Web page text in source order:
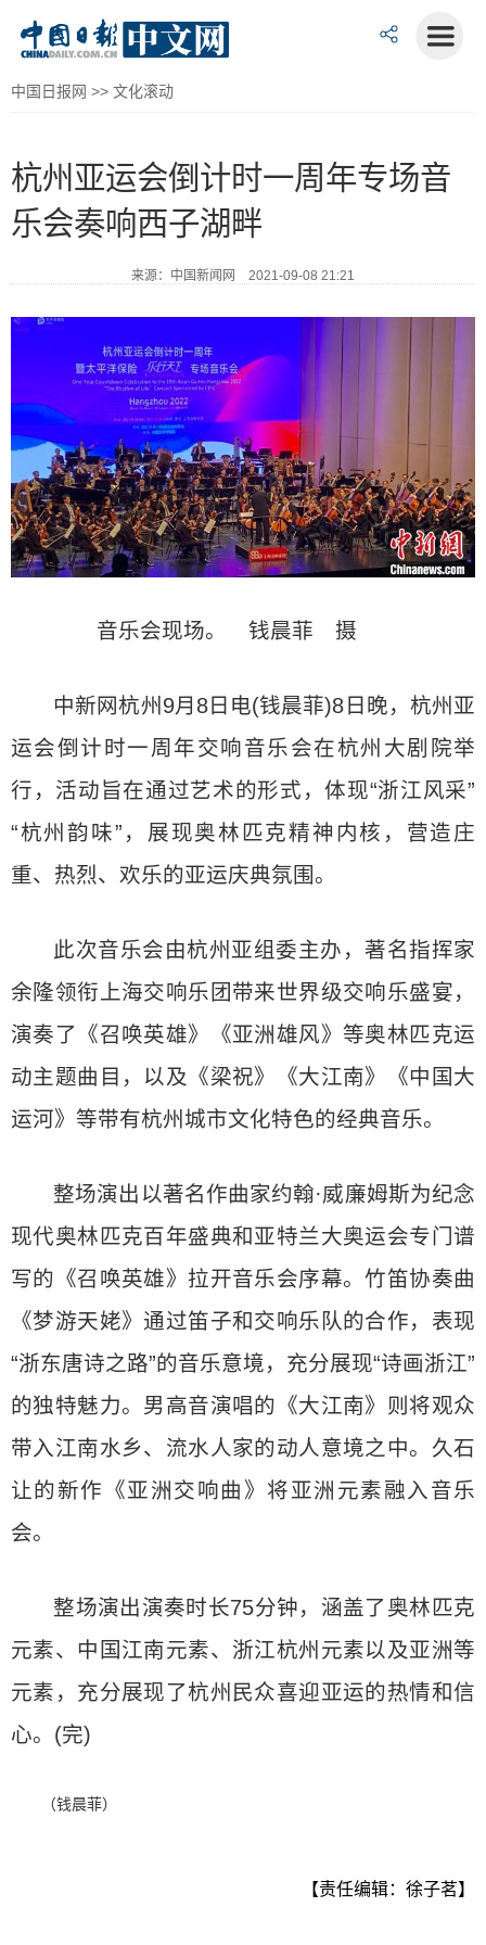
中国日报网 >> 文化滚动
杭州亚运会倒计时一周年专场音
乐会奏响西子湖畔
来源：中国新闻网 2021-09-08 21:21
音乐会现场。 钱晨菲 摄
中新网杭州9月8日电(钱晨菲)8日晚，杭州亚
运会倒计时一周年交响音乐会在杭州大剧院举
行，活动旨在通过艺术的形式，体现“浙江风采”
“杭州韵味”，展现奥林匹克精神内核，营造庄
重、热烈、欢乐的亚运庆典氛围。
此次音乐会由杭州亚组委主办，著名指挥家
余隆领衔上海交响乐团带来世界级交响乐盛宴，
演奏了《召唤英雄》《亚洲雄风》等奥林匹克运
动主题曲目，以及《梁祝》《大江南》《中国大
运河》等带有杭州城市文化特色的经典音乐。
整场演出以著名作曲家约翰·威廉姆斯为纪念
现代奥林匹克百年盛典和亚特兰大奥运会专门谱
写的《召唤英雄》拉开音乐会序幕。竹笛协奏曲
《梦游天姥》通过笛子和交响乐队的合作，表现
“浙东唐诗之路”的音乐意境，充分展现“诗画浙江”
的独特魅力。男高音演唱的《大江南》则将观众
带入江南水乡、流水人家的动人意境之中。久石
让的新作《亚洲交响曲》将亚洲元素融入音乐
会。
整场演出演奏时长75分钟，涵盖了奥林匹克
元素、中国江南元素、浙江杭州元素以及亚洲等
元素，充分展现了杭州民众喜迎亚运的热情和信
心。(完)
（钱晨菲）
【责任编辑：徐子茗】